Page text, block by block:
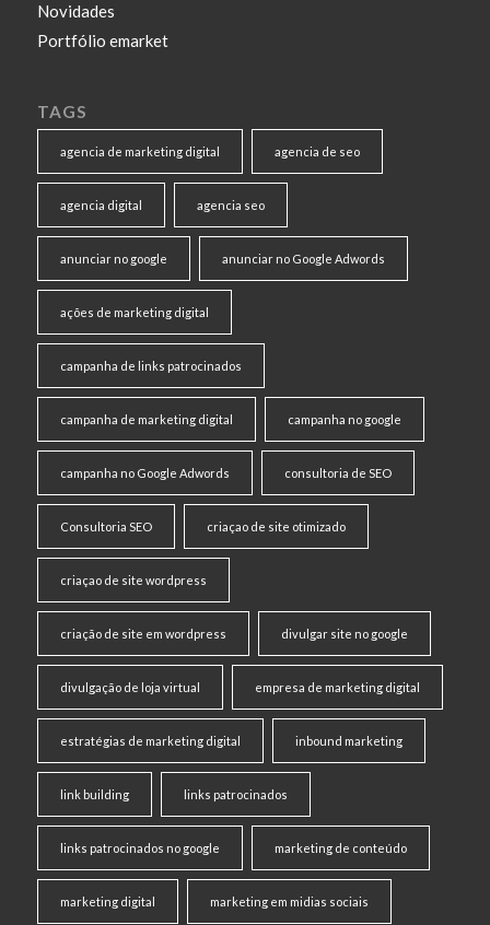
Novidades
Portfólio emarket
TAGS
agencia de marketing digital agencia de seo
agencia digital agencia seo
anunciar no google anunciar no Google Adwords
ações de marketing digital
campanha de links patrocinados
campanha de marketing digital campanha no google
campanha no Google Adwords consultoria de SEO
Consultoria SEO criaçao de site otimizado
criaçao de site wordpress
criação de site em wordpress divulgar site no google
divulgação de loja virtual empresa de marketing digital
estratégias de marketing digital inbound marketing
link building links patrocinados
links patrocinados no google marketing de conteúdo
marketing digital marketing em midias sociais